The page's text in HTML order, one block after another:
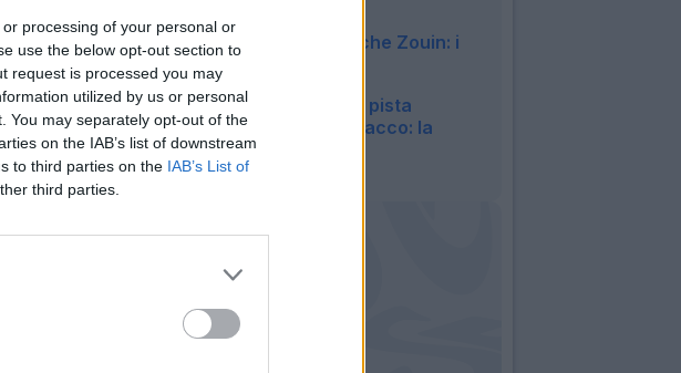
processing of your personal or
use the below opt-out section to
request is processed you may
utilized by us or personal
You may separately opt-out of the
on the IAB’s list of downstream
to third parties on the IAB’s List of
third parties.
.
'92 pronto
ha
patiti negli
che lo ha
chiaro:
23:01
Parma, arriva anche Zouin: i
22:57
Napoli, difficile la pista
Vlahovic per l'attacco: la
situazione
21:55